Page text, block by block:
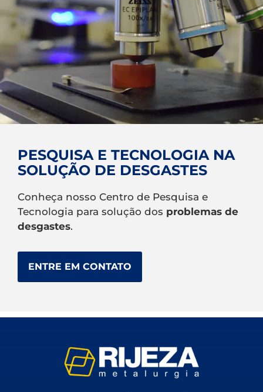
PESQUISA E TECNOLOGIA NA
SOLUÇÃO DE DESGASTES
Conheça nosso Centro de Pesquisa e
Tecnologia para solução dos problemas de
desgastes.
ENTRE EM CONTATO